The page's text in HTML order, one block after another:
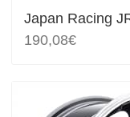
Japan Racing
190,08€